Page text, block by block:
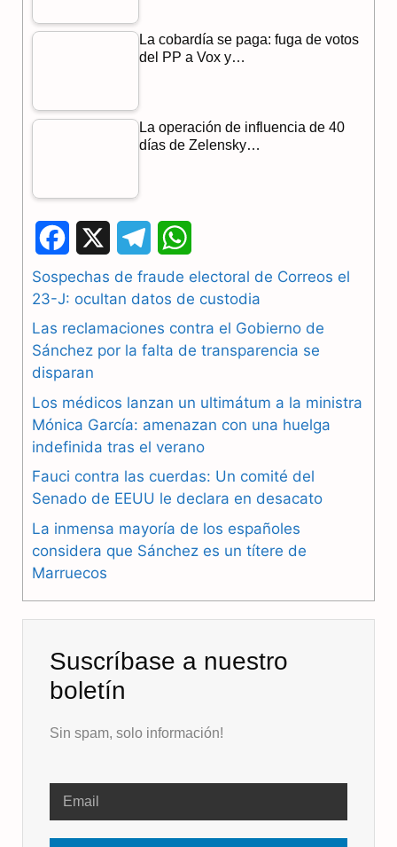
La cobardía se paga: fuga de votos
del PP a Vox y…
La operación de influencia de 40
días de Zelensky…
a
c
e
b
o
o
k
e
l
e
r
a
m
h
a
t
A
p
p
Sospechas de fraude electoral de Correos el
23-J: ocultan datos de custodia
Las reclamaciones contra el Gobierno de
Sánchez por la falta de transparencia se
disparan
Los médicos lanzan un ultimátum a la ministra
Mónica García: amenazan con una huelga
indefinida tras el verano
Fauci contra las cuerdas: Un comité del
Senado de EEUU le declara en desacato
La inmensa mayoría de los españoles
considera que Sánchez es un títere de
Marruecos
Suscríbase a nuestro
boletín
Sin spam, solo información!